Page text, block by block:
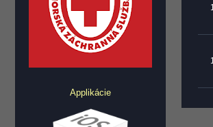
Applikácie